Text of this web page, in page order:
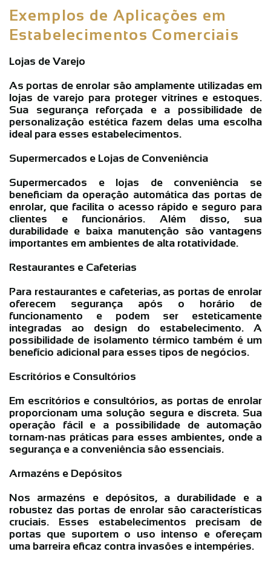
Exemplos de Aplicações em
Estabelecimentos Comerciais
Lojas de Varejo
As portas de enrolar são amplamente utilizadas em
lojas de varejo para proteger vitrines e estoques.
Sua segurança reforçada e a possibilidade de
personalização estética fazem delas uma escolha
ideal para esses estabelecimentos.
Supermercados e Lojas de Conveniência
Supermercados e lojas de conveniência se
beneficiam da operação automática das portas de
enrolar, que facilita o acesso rápido e seguro para
clientes e funcionários. Além disso, sua
durabilidade e baixa manutenção são vantagens
importantes em ambientes de alta rotatividade.
Restaurantes e Cafeterias
Para restaurantes e cafeterias, as portas de enrolar
oferecem segurança após o horário de
funcionamento e podem ser esteticamente
integradas ao design do estabelecimento. A
possibilidade de isolamento térmico também é um
benefício adicional para esses tipos de negócios.
Escritórios e Consultórios
Em escritórios e consultórios, as portas de enrolar
proporcionam uma solução segura e discreta. Sua
operação fácil e a possibilidade de automação
tornam-nas práticas para esses ambientes, onde a
segurança e a conveniência são essenciais.
Armazéns e Depósitos
Nos armazéns e depósitos, a durabilidade e a
robustez das portas de enrolar são características
cruciais. Esses estabelecimentos precisam de
portas que suportem o uso intenso e ofereçam
uma barreira eficaz contra invasões e intempéries.